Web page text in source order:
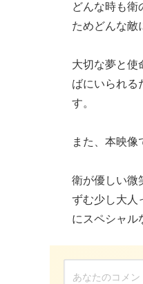
どんな時も衛
ためどんな敵
大切な夢と使
ばにいられる
す。
また、本映像
衛が優しい微
ずむ少し大人
にスペシャル